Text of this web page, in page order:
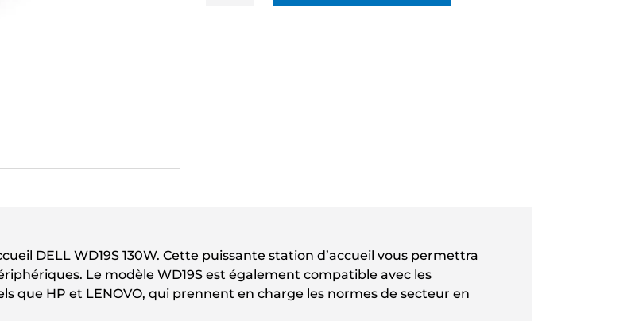
DELL WD19S 130W. Cette puissante station d’accueil vous permettra
Le modèle WD19S est également compatible avec les
que HP et LENOVO, qui prennent en charge les normes de secteur en